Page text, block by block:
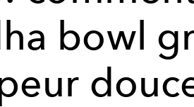
bowl